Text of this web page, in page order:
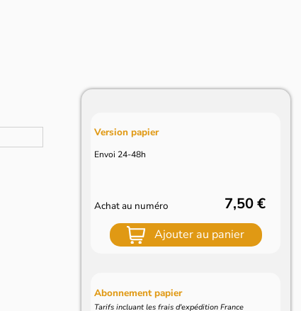
Version papier
Envoi 24-48h
Achat au numéro 7,50 €
Ajouter au panier
Abonnement papier
Tarifs incluant les frais d'expédition France